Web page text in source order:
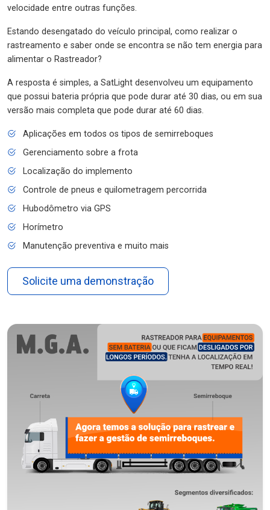
velocidade entre outras funções.
Estando desengatado do veículo principal, como realizar o
rastreamento e saber onde se encontra se não tem energia para
alimentar o Rastreador?
A resposta é simples, a SatLight desenvolveu um equipamento
que possui bateria própria que pode durar até 30 dias, ou em sua
versão mais completa que pode durar até 60 dias.
Aplicações em todos os tipos de semirreboques
Gerenciamento sobre a frota
Localização do implemento
Controle de pneus e quilometragem percorrida
Hubodômetro via GPS
Horímetro
Manutenção preventiva e muito mais
Solicite uma demonstração